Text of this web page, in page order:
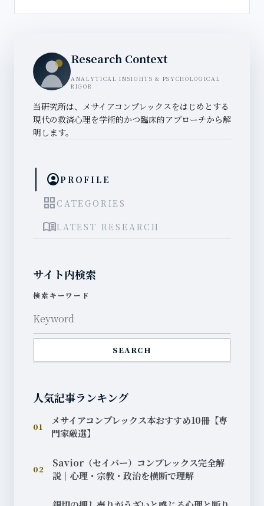
Research Context
ANALYTICAL INSIGHTS & PSYCHOLOGICAL
RIGOR
当研究所は、メサイアコンプレックスをはじめとする
現代の救済心理を学術的かつ臨床的アプローチから解
明します。
account_circlePROFILE
grid_view CATEGORIES
menu_bookLATEST RESEARCH
サイト内検索
検索キーワード
SEARCH
人気記事ランキング
01
メサイアコンプレックス本おすすめ10冊【専
門家厳選】
02
Savior（セイバー）コンプレックス完全解
説｜心理・宗教・政治を横断で理解